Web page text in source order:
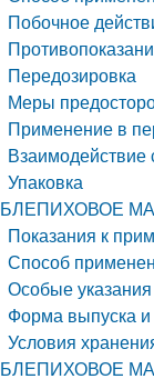
Побочное
Передозировка
Меры
Применение в
Взаимодействие
Упаковка
Показания к
Способ
Особые указания
Форма выпуска и
Условия